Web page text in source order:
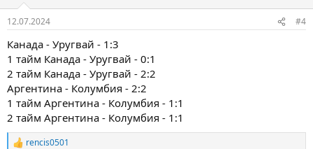
12.07.2024 #4
Канада - Уругвай - 1:3
1 тайм Канада - Уругвай - 0:1
2 тайм Канада - Уругвай - 2:2
Аргентина - Колумбия - 2:2
1 тайм Аргентина - Колумбия - 1:1
2 тайм Аргентина - Колумбия - 1:1
rencis0501